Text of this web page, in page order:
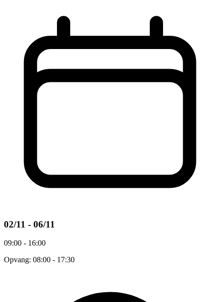
02/11 - 06/11
09:00 - 16:00
Opvang: 08:00 - 17:30